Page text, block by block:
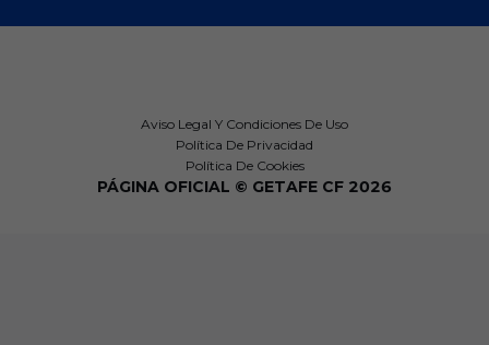
Aviso Legal Y Condiciones De Uso
Política De Privacidad
Política De Cookies
PÁGINA OFICIAL © GETAFE CF 2026